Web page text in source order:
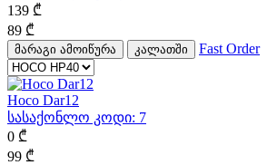
139 ₾
89 ₾
მარაგი ამოიწურა კალათში Fast Order
Hoco Dar12
სასაქონლო კოდი: 7
0 ₾
99 ₾